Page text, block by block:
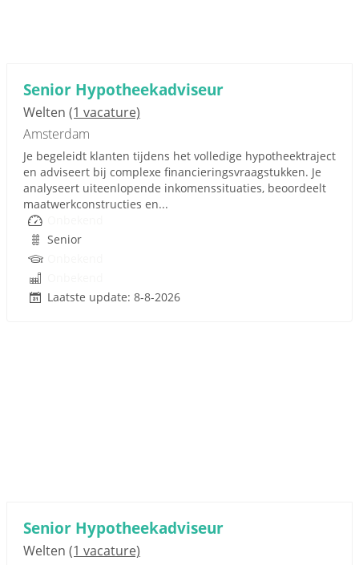
Senior Hypotheekadviseur
Welten (1 vacature)
Amsterdam
Je begeleidt klanten tijdens het volledige hypotheektraject
en adviseert bij complexe financieringsvraagstukken. Je
analyseert uiteenlopende inkomenssituaties, beoordeelt
maatwerkconstructies en...
Senior
Laatste update: 8-8-2026
Senior Hypotheekadviseur
Welten (1 vacature)